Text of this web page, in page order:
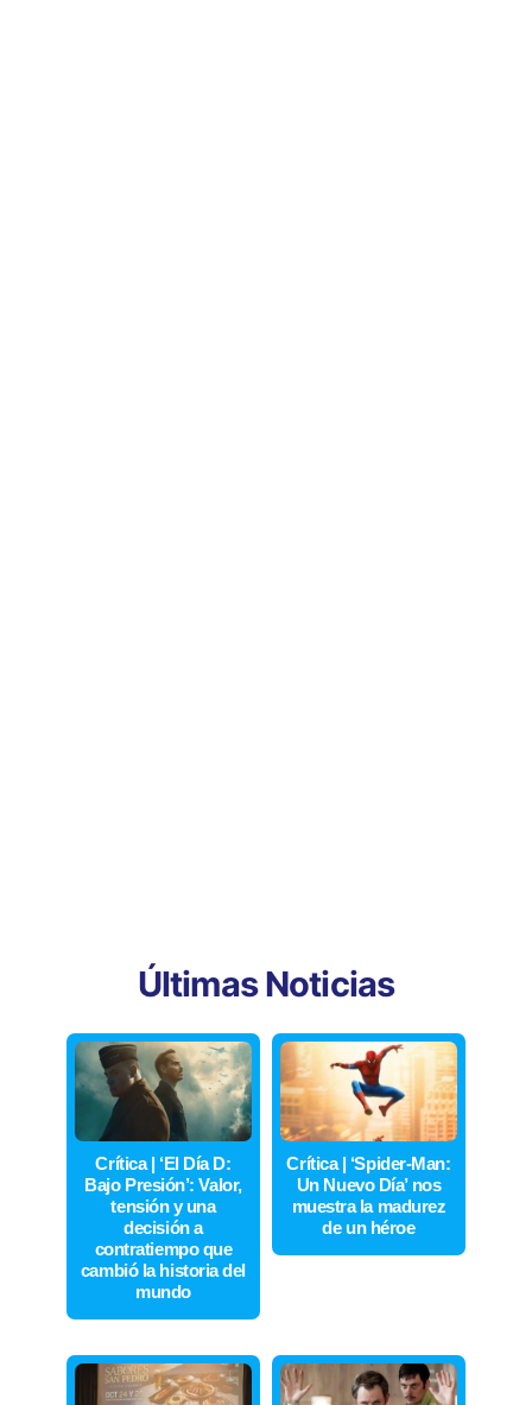
Últimas Noticias
Crítica | ‘El Día D:
Bajo Presión’: Valor,
tensión y una
decisión a
contratiempo que
cambió la historia del
mundo
Crítica | ‘Spider-Man:
Un Nuevo Día’ nos
muestra la madurez
de un héroe